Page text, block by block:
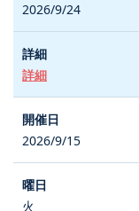
2026/9/24
詳細
2026/9/15
火